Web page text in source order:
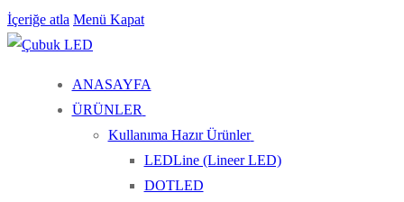
İçeriğe atla Menü Kapat
ANASAYFA
ÜRÜNLER
Kullanıma Hazır Ürünler
LEDLine (Lineer LED)
DOTLED